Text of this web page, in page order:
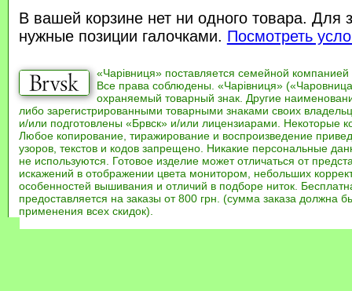
В вашей корзине нет ни одного товара. Для
нужные позиции галочками. Посмотреть
«Чарівниця» поставляется семейной компанией
Все права соблюдены. «Чарівниця»
охраняемый товарный знак. Другие
либо зарегистрированными товарными знаками своих
и/или подготовлены «Брвск» и/или лицензиарами. Некоторые
Любое копирование, тиражирование и воспроизведение
узоров, текстов и кодов запрещено. Никакие персональные
не используются. Готовое изделие может отличаться от
искажений в отображении цвета монитором, небольших
особенностей вышивания и отличий в подборе ниток.
предоставляется на заказы от 800 грн. (сумма заказа должна
применения всех скидок).